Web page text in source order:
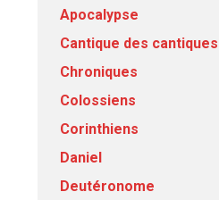
Apocalypse
Cantique des cantiques
Chroniques
Colossiens
Corinthiens
Daniel
Deutéronome